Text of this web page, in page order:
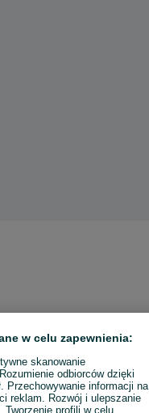
w celu zapewnienia:
skanowanie
odbiorców dzięki
Przechowywanie informacji na
reklam. Rozwój i ulepszanie
Tworzenie profili w celu